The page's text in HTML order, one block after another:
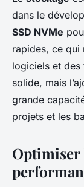
dans le
SSD NVMe
rapides, ce qui
logiciels et des
solide, mais
grande
projets et les
Optimiser